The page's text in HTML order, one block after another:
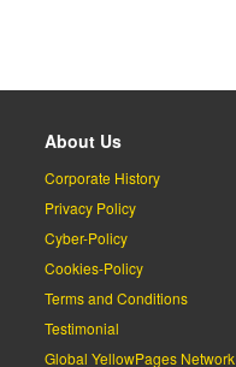
About Us
Corporate History
Privacy Policy
Cyber-Policy
Cookies-Policy
Terms and Conditions
Testimonial
Global YellowPages Network